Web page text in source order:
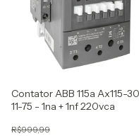
Contator ABB 115a Ax115-
11-75 - 1na + 1nf 220vca
R$999,99